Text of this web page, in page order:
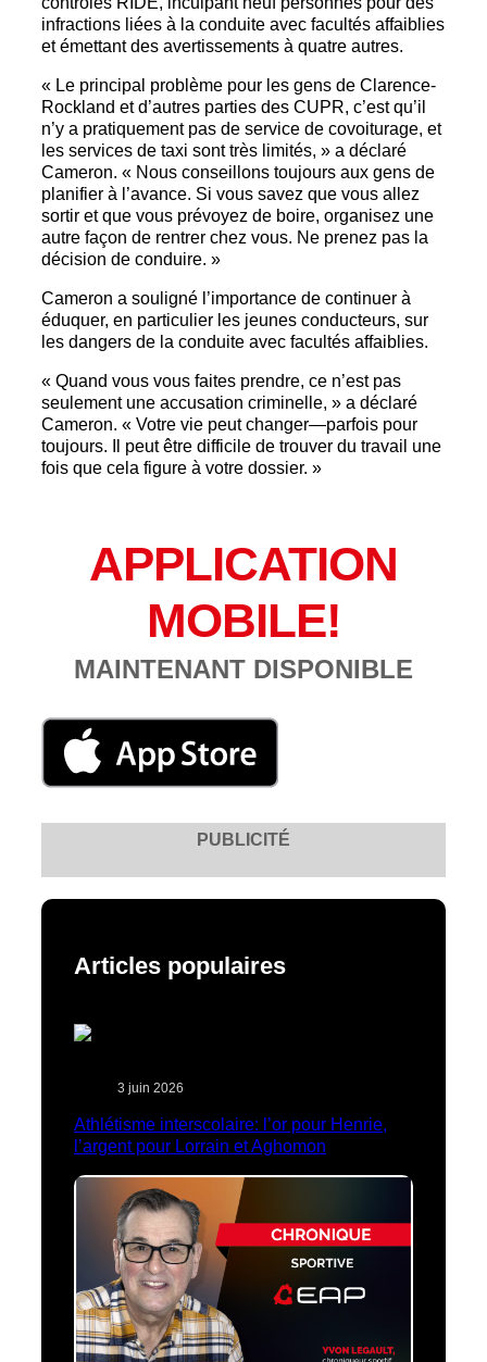
infractions liées à la conduite avec facultés affaiblies
et émettant des avertissements à quatre autres.
« Le principal problème pour les gens de Clarence-
Rockland et d’autres parties des CUPR, c’est qu’il
n’y a pratiquement pas de service de covoiturage, et
les services de taxi sont très limités, » a déclaré
Cameron. « Nous conseillons toujours aux gens de
planifier à l’avance. Si vous savez que vous allez
sortir et que vous prévoyez de boire, organisez une
autre façon de rentrer chez vous. Ne prenez pas la
décision de conduire. »
Cameron a souligné l’importance de continuer à
éduquer, en particulier les jeunes conducteurs, sur
les dangers de la conduite avec facultés affaiblies.
« Quand vous vous faites prendre, ce n’est pas
seulement une accusation criminelle, » a déclaré
Cameron. « Votre vie peut changer—parfois pour
toujours. Il peut être difficile de trouver du travail une
fois que cela figure à votre dossier. »
APPLICATION
MOBILE!
MAINTENANT DISPONIBLE
PUBLICITÉ
Articles populaires
3 juin 2026
Athlétisme interscolaire: l’or pour Henrie,
l’argent pour Lorrain et Aghomon